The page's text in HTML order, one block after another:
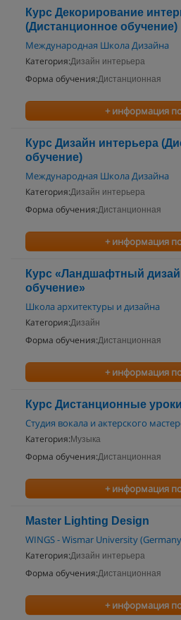
Курс Декорирование
(Дистанционное обучение)
Международная Школа Дизайна
Категория:Дизайн интерьера
Форма обучения:Дистанционная
+ информация
Курс Дизайн интерьера
обучение)
Международная Школа Дизайна
Категория:Дизайн интерьера
Форма обучения:Дистанционная
+ информация
Курс «Ландшафтный
обучение»
Школа архитектуры и дизайна
Категория:Дизайн
Форма обучения:Дистанционная
+ информация
Курс Дистанционные
Студия вокала и актерского
Категория: Музыка
Форма обучения:Дистанционная
+ информация
Master Lighting Design
WINGS - Wismar University
Категория:Дизайн интерьера
Форма обучения:Дистанционная
+ информация